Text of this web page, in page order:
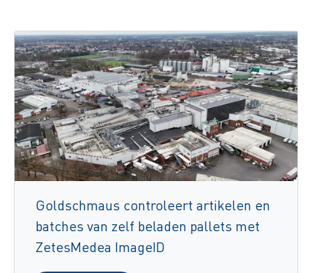
Goldschmaus controleert artikelen en
batches van zelf beladen pallets met
ZetesMedea ImageID